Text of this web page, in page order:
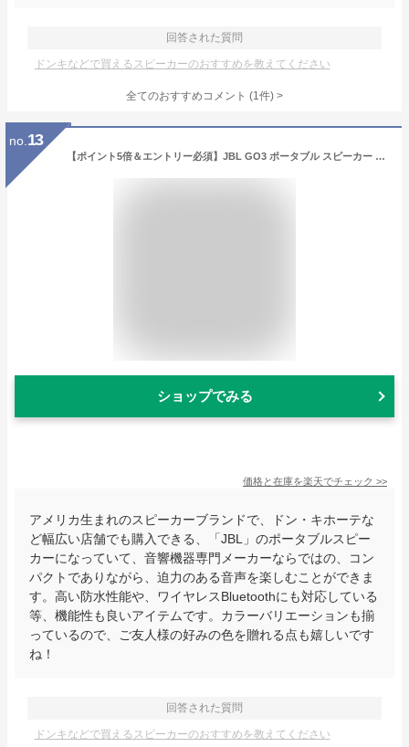
回答された質問
ドンキなどで買えるスピーカーのおすすめを教えてください
全てのおすすめコメント (1件) >
no. 13
【ポイント5倍＆エントリー必須】JBL GO3 ポータブル スピーカー IP67等級防水 Bluetooth ワイヤレス リチウムイオン充電池内蔵 最大5時間再生 防水 防塵 go3 黒 black ブラック 赤 red レッド 橙 orange オレンジ 青 blue ブルー
ショップでみる
価格と在庫を楽天でチェック >>
アメリカ生まれのスピーカーブランドで、ドン・キホーテな
ど幅広い店舗でも購入できる、「JBL」のポータブルスピー
カーになっていて、音響機器専門メーカーならではの、コン
パクトでありながら、迫力のある音声を楽しむことができま
す。高い防水性能や、ワイヤレスBluetoothにも対応している
等、機能性も良いアイテムです。カラーバリエーションも揃
っているので、ご友人様の好みの色を贈れる点も嬉しいです
ね！
回答された質問
ドンキなどで買えるスピーカーのおすすめを教えてください